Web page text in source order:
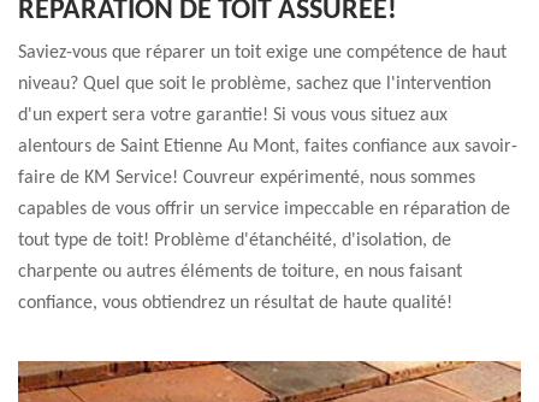
RÉPARATION DE TOIT ASSURÉE!
Saviez-vous que réparer un toit exige une compétence de haut
niveau? Quel que soit le problème, sachez que l'intervention
d'un expert sera votre garantie! Si vous vous situez aux
alentours de Saint Etienne Au Mont, faites confiance aux savoir-
faire de KM Service! Couvreur expérimenté, nous sommes
capables de vous offrir un service impeccable en réparation de
tout type de toit! Problème d'étanchéité, d'isolation, de
charpente ou autres éléments de toiture, en nous faisant
confiance, vous obtiendrez un résultat de haute qualité!